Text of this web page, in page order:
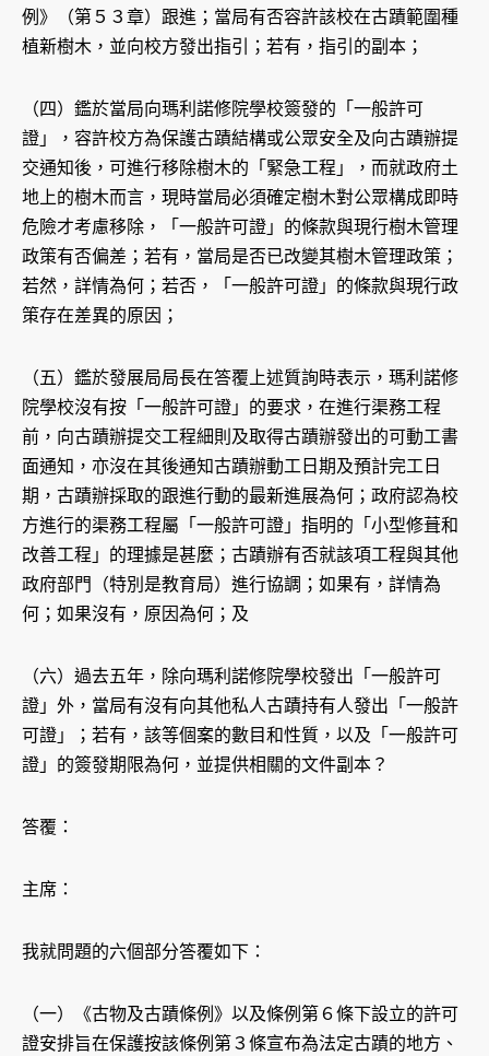
例》（第５３章）跟進；當局有否容許該校在古蹟範圍種
植新樹木，並向校方發出指引；若有，指引的副本；
（四）鑑於當局向瑪利諾修院學校簽發的「一般許可
證」，容許校方為保護古蹟結構或公眾安全及向古蹟辦提
交通知後，可進行移除樹木的「緊急工程」，而就政府土
地上的樹木而言，現時當局必須確定樹木對公眾構成即時
危險才考慮移除，「一般許可證」的條款與現行樹木管理
政策有否偏差；若有，當局是否已改變其樹木管理政策；
若然，詳情為何；若否，「一般許可證」的條款與現行政
策存在差異的原因；
（五）鑑於發展局局長在答覆上述質詢時表示，瑪利諾修
院學校沒有按「一般許可證」的要求，在進行渠務工程
前，向古蹟辦提交工程細則及取得古蹟辦發出的可動工書
面通知，亦沒在其後通知古蹟辦動工日期及預計完工日
期，古蹟辦採取的跟進行動的最新進展為何；政府認為校
方進行的渠務工程屬「一般許可證」指明的「小型修葺和
改善工程」的理據是甚麼；古蹟辦有否就該項工程與其他
政府部門（特別是教育局）進行協調；如果有，詳情為
何；如果沒有，原因為何；及
（六）過去五年，除向瑪利諾修院學校發出「一般許可
證」外，當局有沒有向其他私人古蹟持有人發出「一般許
可證」；若有，該等個案的數目和性質，以及「一般許可
證」的簽發期限為何，並提供相關的文件副本？
答覆：
主席：
我就問題的六個部分答覆如下：
（一）《古物及古蹟條例》以及條例第６條下設立的許可
證安排旨在保護按該條例第３條宣布為法定古蹟的地方、